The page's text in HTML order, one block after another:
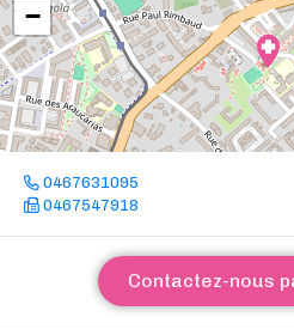
−
0467631095
0467547918
Contactez-nous